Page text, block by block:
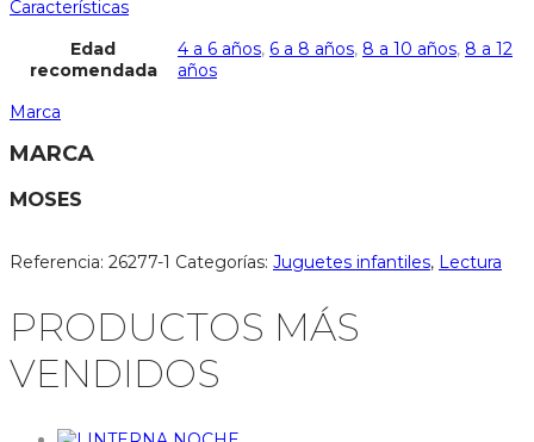
Características
Edad
recomendada
4 a 6 años, 6 a 8 años, 8 a 10 años, 8 a 12
años
Marca
MARCA
MOSES
Referencia: 26277-1 Categorías: Juguetes infantiles, Lectura
PRODUCTOS MÁS
VENDIDOS